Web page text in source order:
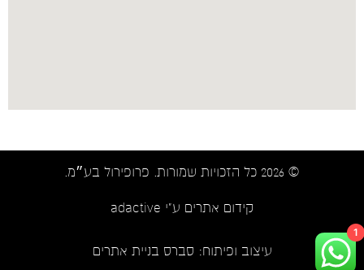
© 2026 כל הזכויות שמורות. פרופירול בע״מ.​
קידום אתרים ע"י adactive
עיצוב ופיתוח: סברס בניית אתרים
1